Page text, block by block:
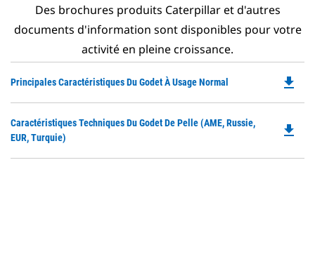
Des brochures produits Caterpillar et d'autres
documents d'information sont disponibles pour votre
activité en pleine croissance.
Principales Caractéristiques Du Godet À Usage Normal file_download
Caractéristiques Techniques Du Godet De Pelle (AME, Russie,
EUR, Turquie)
file_download